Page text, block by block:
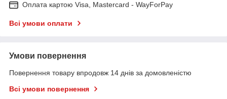
Оплата картою Visa, Mastercard - WayForPay
Всі умови оплати
Умови повернення
Повернення товару впродовж 14 днів за домовленістю
Всі умови повернення